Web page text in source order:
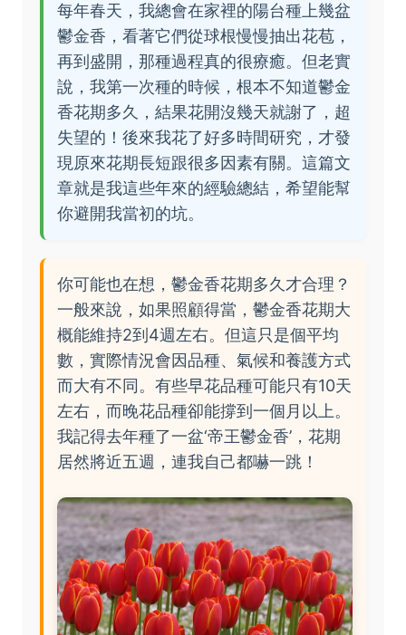
每年春天，我總會在家裡的陽台種上幾盆
鬱金香，看著它們從球根慢慢抽出花苞，
再到盛開，那種過程真的很療癒。但老實
說，我第一次種的時候，根本不知道鬱金
香花期多久，結果花開沒幾天就謝了，超
失望的！後來我花了好多時間研究，才發
現原來花期長短跟很多因素有關。這篇文
章就是我這些年來的經驗總結，希望能幫
你避開我當初的坑。
你可能也在想，鬱金香花期多久才合理？
一般來說，如果照顧得當，鬱金香花期大
概能維持2到4週左右。但這只是個平均
數，實際情況會因品種、氣候和養護方式
而大有不同。有些早花品種可能只有10天
左右，而晚花品種卻能撐到一個月以上。
我記得去年種了一盆‘帝王鬱金香’，花期
居然將近五週，連我自己都嚇一跳！